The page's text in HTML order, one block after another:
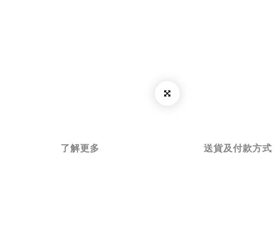
了解更多 送貨及付款方式